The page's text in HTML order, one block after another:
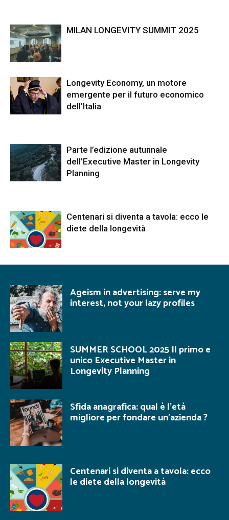
MILAN LONGEVITY SUMMIT 2025
Longevity Economy, un motore
emergente per il futuro economico
dell’Italia
Parte l’edizione autunnale
dell’Executive Master in Longevity
Planning
Centenari si diventa a tavola: ecco le
diete della longevità
Ageism in advertising: serve my
interest, not your lazy profiles
SUMMER SCHOOL 2025 Il primo e
unico Executive Master in
Longevity Planning
Sfida anagrafica: qual è l’età
migliore per fondare un’azienda ?
Centenari si diventa a tavola: ecco
le diete della longevità